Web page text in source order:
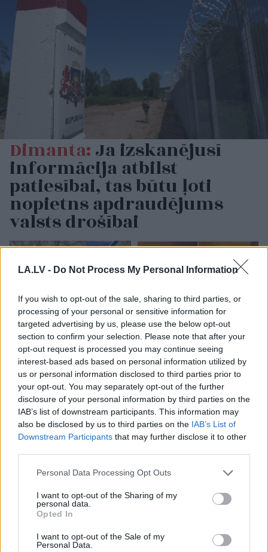
LA.LV - Do Not Process My Personal Information
If you wish to opt-out of the sale, sharing to third parties, or
processing of your personal or sensitive information for
targeted advertising by us, please use the below opt-out
section to confirm your selection. Please note that after your
opt-out request is processed you may continue seeing
interest-based ads based on personal information utilized by
us or personal information disclosed to third parties prior to
your opt-out. You may separately opt-out of the further
disclosure of your personal information by third parties on the
IAB’s list of downstream participants. This information may
also be disclosed by us to third parties on the IAB’s List of
Downstream Participants that may further disclose it to other
Please note that this website/app uses one or more Google
not limited to your visit or usage behaviour. You may click to
grant or deny consent to Google and its third-party tags to
use your data for below specified purposes in below Google
consent section.
Personal Data Processing Opt Outs
I want to opt-out of the Sharing of my
personal data.
Opted In
I want to opt-out of the Sale of my
Personal Data.
Dimanta:Ja izskanējusī
informācija atbilst
patiesībai, tas būtu ļoti
nopietns apdraudējums
valsts drošībai
Kāduncis mugurā!
Bagātā Krievijas
kaimiņvalsts praktiski
atteikusies no Krievijas
naftas iepirkšanas
VIDEO. Smaga nakts
Odesā – Krievijas
triecienos sagrautas
ēkas un ievainoti cilvēki